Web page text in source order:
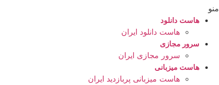
منو
هاست دانلود
هاست دانلود ایران
سرور مجازی
سرور مجازی ایران
هاست میزبانی
هاست میزبانی پربازدید ایران